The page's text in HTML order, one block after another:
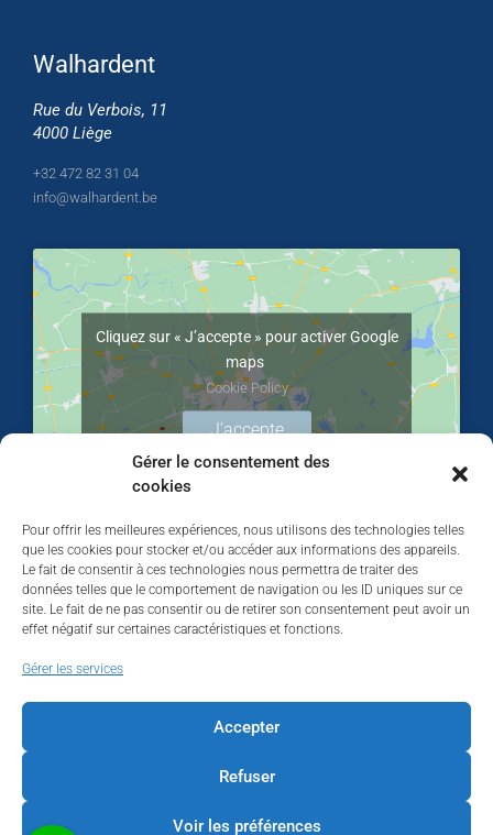
Gérer le consentement des
cookies
Pour offrir les meilleures expériences, nous utilisons des technologies telles
que les cookies pour stocker et/ou accéder aux informations des appareils.
Le fait de consentir à ces technologies nous permettra de traiter des
données telles que le comportement de navigation ou les ID uniques sur ce
site. Le fait de ne pas consentir ou de retirer son consentement peut avoir un
effet négatif sur certaines caractéristiques et fonctions.
Gérer les services
Accepter
Refuser
Voir les préférences
Walhardent
Rue du Verbois, 11
4000 Liège
+32 472 82 31 04
info@walhardent.be
Cliquez sur « J’accepte » pour activer Google
maps
Cookie Policy
J’accepte